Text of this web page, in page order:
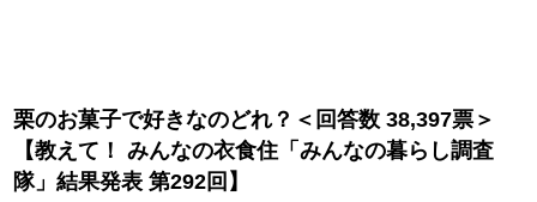
栗のお菓子で好きなのどれ？＜回答数 38,397票＞
【教えて！ みんなの衣食住「みんなの暮らし調査
隊」結果発表 第292回】